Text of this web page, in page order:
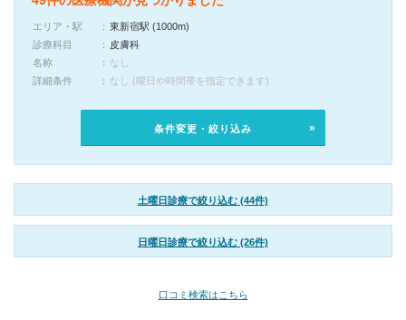
エリア・駅
東新宿駅 (1000m)
診療科目
皮膚科
名称
なし
詳細条件
なし (曜日や時間帯を指定できます)
条件変更・絞り込み
土曜日診療で絞り込む (44件)
日曜日診療で絞り込む (26件)
口コミ検索はこちら